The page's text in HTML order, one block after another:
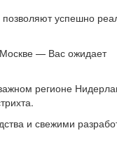
успешно
— Вас ожидает
регионе
и свежими
отзыв